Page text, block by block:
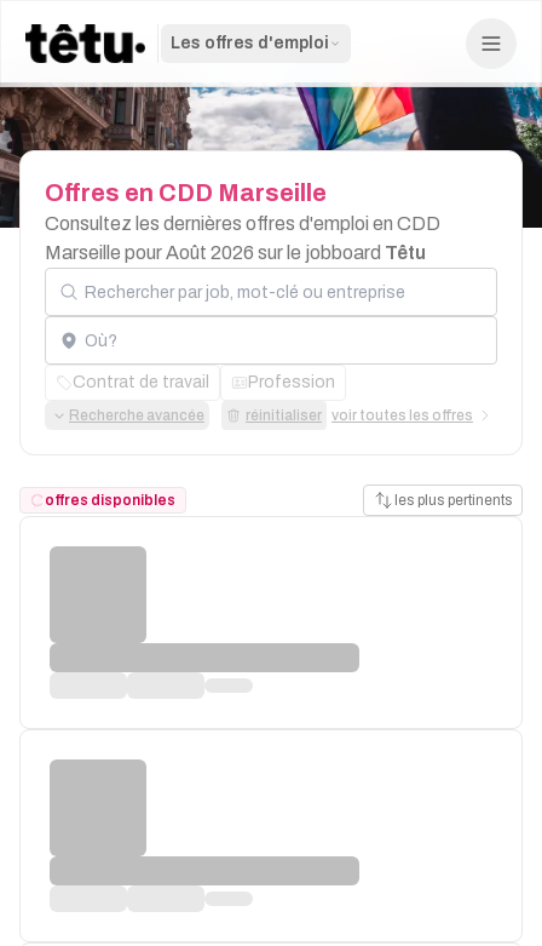
Les offres d'emploi
Offres en CDD Marseille
Consultez les dernières offres d'emploi en CDD
Marseille pour Août 2026 sur le jobboard Têtu
Rechercher par job, mot-clé ou entreprise
Localisation
Contrat de travail Profession
Recherche avancée réinitialiser voir toutes les offres
offres disponibles les plus pertinents